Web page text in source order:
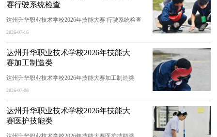
赛行驶系统检查
达州升华职业技术学校2026年技能大赛 行驶系统检查
2026-07-16
达州升华职业技术学校2026年技能大
赛加工制造类
达州升华职业技术学校2026年技能大赛加工制造类
2026-07-08
达州升华职业技术学校2026年技能大
赛医护技能类